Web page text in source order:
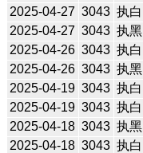
2025-04-27 3043 执白
2025-04-27 3043 执黑
2025-04-26 3043 执白
2025-04-26 3043 执黑
2025-04-19 3043 执白
2025-04-19 3043 执白
2025-04-18 3043 执黑
2025-04-18 3043 执白